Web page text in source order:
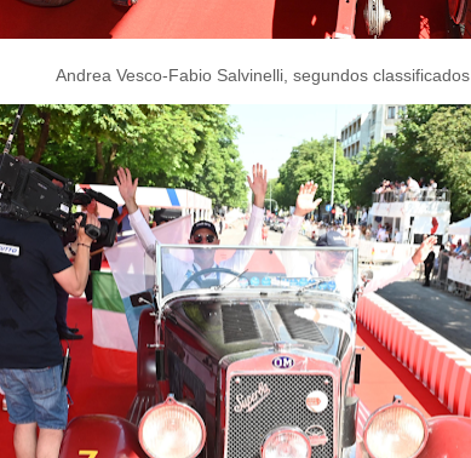
Andrea Vesco-Fabio Salvinelli, segundos classificados